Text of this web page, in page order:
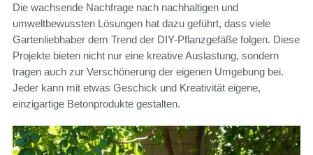
Die wachsende Nachfrage nach nachhaltigen und
umweltbewussten Lösungen hat dazu geführt, dass viele
Gartenliebhaber dem Trend der DIY-Pflanzgefäße folgen. Diese
Projekte bieten nicht nur eine kreative Auslastung, sondern
tragen auch zur Verschönerung der eigenen Umgebung bei.
Jeder kann mit etwas Geschick und Kreativität eigene,
einzigartige Betonprodukte gestalten.